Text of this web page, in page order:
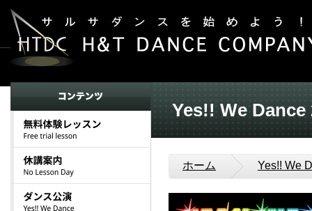
Yes!! We Dance
ホーム Yes!! We